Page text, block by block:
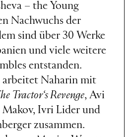
– the Young
Nachwuchs der
sind über 30 Werke
und viele weitere
entstanden.
arbeitet Naharin mit
Tractor‘s Revenge, Avi
Ivri Lider und
zusammen.